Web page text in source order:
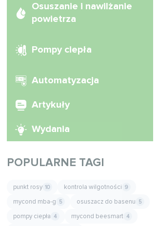
Osuszanie i nawilżanie
powietrza
Pompy ciepła
Automatyzacja
Artykuły
Wydania
POPULARNE TAGI
punkt rosy 10 kontrola wilgotności 9
mycond mba-g 5 osuszacz do basenu 5
pompy ciepła 4 mycond beesmart 4